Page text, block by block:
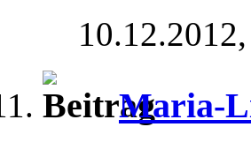
10.12.2012,
Maria-